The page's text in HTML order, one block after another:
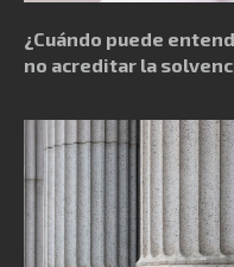
¿Cuándo puede
no acreditar la